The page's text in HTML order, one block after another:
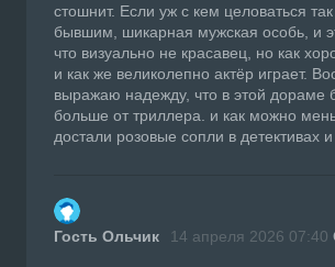
стошнит. Если уж с кем целоваться так
бывшим, шикарная мужская особь, и
что визуально не красавец, но как
и как же великолепно актёр играет.
выражаю надежду, что в этой дораме
больше от триллера. и как можно
достали розовые сопли в детективах
Гость Ольчик 14 апреля 2026 07:40